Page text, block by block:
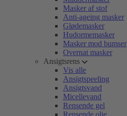
Masker af stof
Anti-ageing masker
Glødemasker
Hudormemasker
Masker mod bumser
Overnat masker
Ansigtsrens
Vis alle
Ansigtspeeling
Ansigtsvand
Micellevand
Rensende gel
Rensende olie